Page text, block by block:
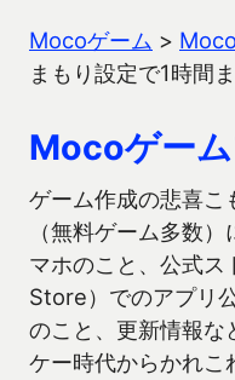
Mocoゲーム >
まもり設定で1時間
Mocoゲー
ゲーム作成の悲喜こ
（無料ゲーム多数
マホのこと、公式
Store）でのアプリ
のこと、更新情報な
ケー時代からかれ